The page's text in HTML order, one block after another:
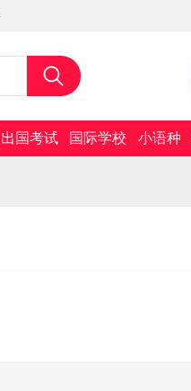
出国考试 国际学校 小语种